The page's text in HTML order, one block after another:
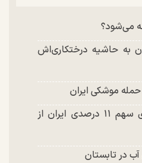
می‌شود؟
به حاشیه درختکاری‌اش
حمله موشکی ایران
پاسخ عراقچی به ادعای سهم ۱۱ درصدی ایران از
در تابستان